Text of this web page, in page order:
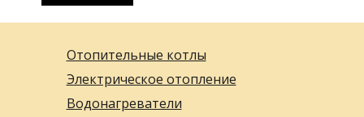
Отопительные котлы
Электрическое отопление
Водонагреватели